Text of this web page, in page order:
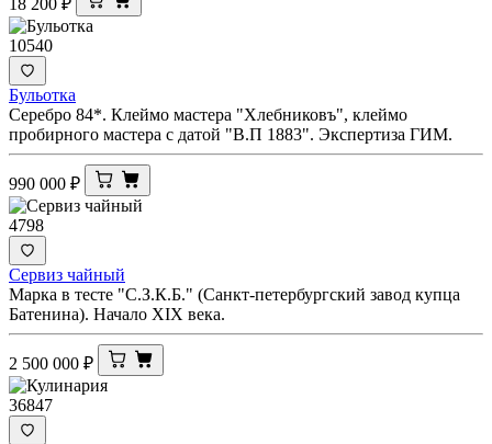
18 200 ₽
10540
Бульотка
Серебро 84*. Клеймо мастера "Хлебниковъ", клеймо
пробирного мастера с датой "В.П 1883". Экспертиза ГИМ.
990 000 ₽
4798
Сервиз чайный
Марка в тесте "С.З.К.Б." (Санкт-петербургский завод купца
Батенина). Начало XIX века.
2 500 000 ₽
36847